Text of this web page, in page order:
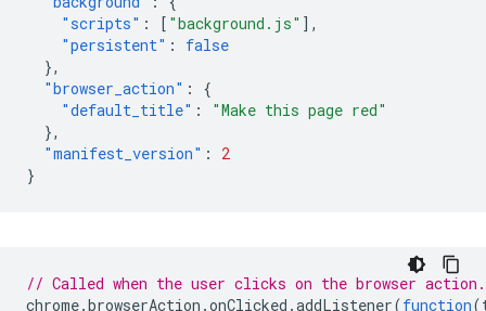
"scripts" : [ "background.js" ],
"persistent" :
false
},
"browser_action" :
{
"default_title" :
"Make this page red"
},
"manifest_version" :
2
}
// Called when the user clicks on the browser action.
chrome.browserAction .onClicked .addListener(function(